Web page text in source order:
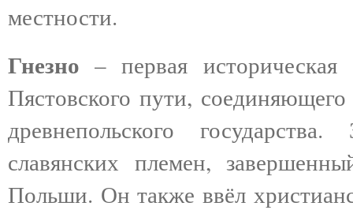
местности.
Гнезно – первая
Пястовского пути,
древнепольского
славянских племен,
Польши. Он также ввёл